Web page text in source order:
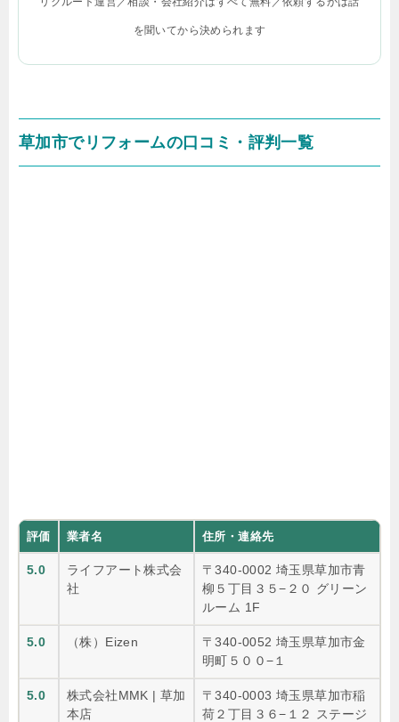
を聞いてから決められます
草加市でリフォームの口コミ・評判一覧
評価 業者名 住所・連絡先
5.0
ライフアート株式会
社
〒340-0002 埼玉県草加市青
柳５丁目３５−２０ グリーン
ルーム 1F
5.0 （株）Eizen
〒340-0052 埼玉県草加市金
明町５００−１
5.0
株式会社MMK | 草加
本店
〒340-0003 埼玉県草加市稲
荷２丁目３６−１２ ステージ